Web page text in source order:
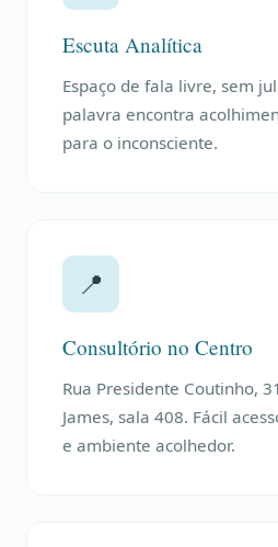
Escuta Analítica
Espaço de fala livre, sem
palavra encontra
para o inconsciente.
📍
Consultório no Centro
Rua Presidente Coutinho,
James, sala 408. Fácil
e ambiente acolhedor.